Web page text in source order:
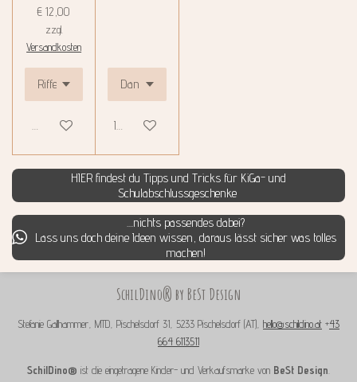
€ 12,00
zzgl.
Versandkosten
Details anzeigen In den Warenkorb
HIER findest du Tipps und Tricks für KiGa- und
Schulabschlussgeschenke
....nichts passendes dabei?
Lass uns doch deine Ideen wissen, daraus lässt sicher was tolles
machen!
SchilDino® by BeSt Design
Stefanie Gallhammer, MTD, Pischelsdorf 31, 5233 Pischelsdorf (AT), hello@schildino.at +43
664 6113511
SchilDino® ist die eingetragene Kinder- und Verkaufsmarke von BeSt Design